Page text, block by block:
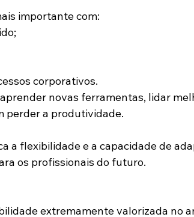
importante com:
corporativos.
novas ferramentas, lidar
perder a produtividade.
a flexibilidade e a capacidade de
os profissionais do futuro.
extremamente valorizada no